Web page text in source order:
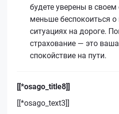
будете уверены в
меньше беспокоиться
ситуациях на дороге.
страхование — это
спокойствие на пути.
[[*osago_title8]]
[[*osago_text3]]